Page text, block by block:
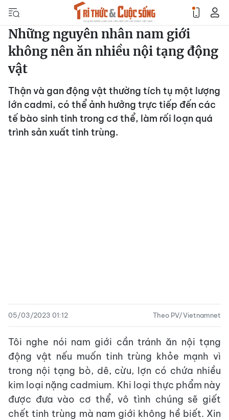
Những nguyên nhân nam giới
không nên ăn nhiều nội tạng động
vật
Thận và gan động vật thường tích tụ một lượng
lớn cadmi, có thể ảnh hưởng trực tiếp đến các
tế bào sinh tinh trong cơ thể, làm rối loạn quá
trình sản xuất tinh trùng.
05/03/2023 01:12 Theo PV/Vietnamnet
Tôi nghe nói nam giới cần tránh ăn nội tạng
động vật nếu muốn tinh trùng khỏe mạnh vì
trong nội tạng bò, dê, cừu, lợn có chứa nhiều
kim loại nặng cadmium. Khi loại thực phẩm này
được đưa vào cơ thể, vô tình chúng sẽ giết
chết tinh trùng mà nam giới không hề biết. Xin